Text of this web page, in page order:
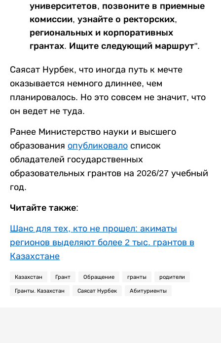
университетов, позвоните в приемные
комиссии, узнайте о ректорских,
региональных и корпоративных
грантах. Ищите следующий маршрут".
Саясат Нурбек, что иногда путь к мечте
оказывается немного длиннее, чем
планировалось. Но это совсем не значит, что
он ведет не туда.
Ранее Министерство науки и высшего
образования опубликовало список
обладателей государственных
образовательных грантов на 2026/27 учебный
год.
Читайте также:
Шанс для тех, кто не прошел: акиматы
регионов выделяют более 2 тыс. грантов в
Казахстане
Казахстан Грант Обращение гранты родители
Гранты. Казахстан Саясат Нурбек Абитуриенты